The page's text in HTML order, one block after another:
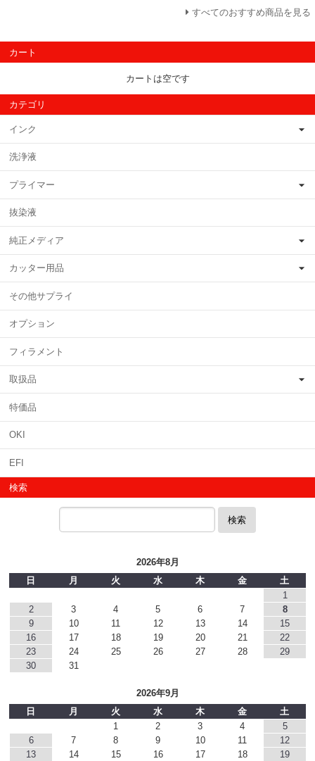
すべてのおすすめ商品を見る
カート
カートは空です
カテゴリ
インク
洗浄液
プライマー
抜染液
純正メディア
カッター用品
その他サプライ
オプション
フィラメント
取扱品
特価品
OKI
EFI
検索
検索
2026年8月
日
月 火 水 木 金
土
1
2
3 4 5 6 7
8
9
10 11 12 13 14
15
16
17 18 19 20 21
22
23
24 25 26 27 28
29
30
31
2026年9月
日
月 火 水 木 金
土
1
2 3 4
5
6
7 8 9 10 11
12
13
14 15 16 17 18 19